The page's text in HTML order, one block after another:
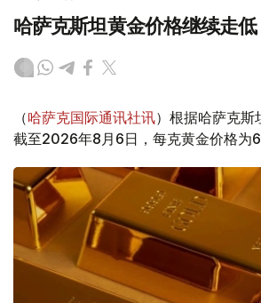
哈萨克斯坦黄金价格继续走低
（哈萨克国际通讯社讯）根据哈萨克斯
截至2026年8月6日，每克黄金价格为